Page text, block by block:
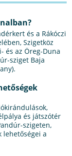
és a Rákóczi
Szigetköz
és az Öreg-Duna
sziget Baja
és játszótér
szigeten,
lehetőségei a